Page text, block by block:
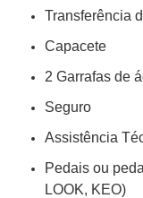
Transferência
Capacete
2 Garrafas de
Seguro
Assistência
Pedais ou
LOOK, KEO)